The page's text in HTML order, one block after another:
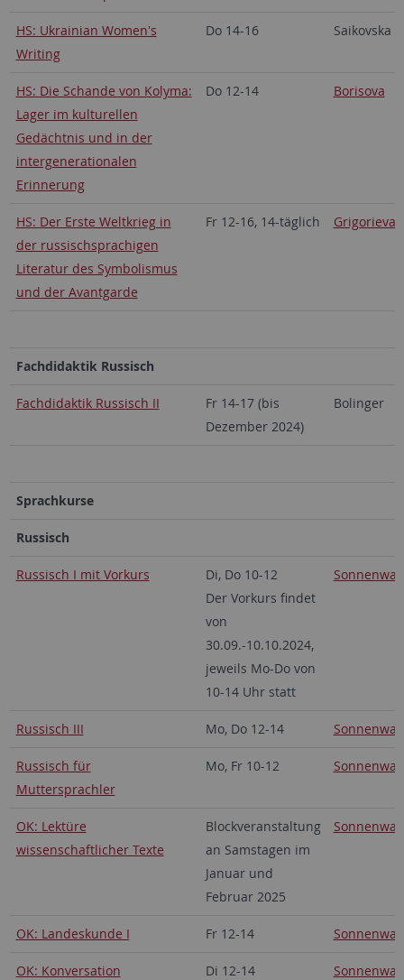
HS: Ukrainian Women's
Writing
Do 14-16 Saikovska
HS: Die Schande von Kolyma:
Lager im kulturellen
Gedächtnis und in der
intergenerationalen
Erinnerung
Do 12-14 Borisova
HS: Der Erste Weltkrieg in
der russischsprachigen
Literatur des Symbolismus
und der Avantgarde
Fr 12-16, 14-täglich Grigorieva
Fachdidaktik Russisch
Fachdidaktik Russisch II
Fr 14-17 (bis
Dezember 2024)
Bolinger
Sprachkurse
Russisch
Russisch I mit Vorkurs
Di, Do 10-12
Der Vorkurs findet
von
30.09.-10.10.2024,
jeweils Mo-Do von
10-14 Uhr statt
Russisch III Mo, Do 12-14
Russisch für
Muttersprachler
Mo, Fr 10-12
OK: Lektüre
wissenschaftlicher Texte
Blockveranstaltung
an Samstagen im
Januar und
Februar 2025
OK: Landeskunde I Fr 12-14
OK: Konversation Di 12-14